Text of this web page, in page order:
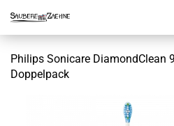
Philips Sonicare DiamondClean
Doppelpack